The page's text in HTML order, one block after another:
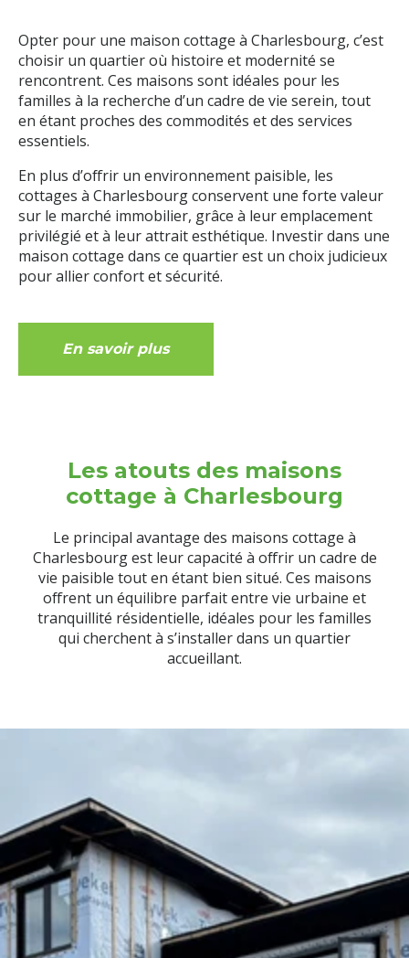
Opter pour une maison cottage à Charlesbourg, c’est
choisir un quartier où histoire et modernité se
rencontrent. Ces maisons sont idéales pour les
familles à la recherche d’un cadre de vie serein, tout
en étant proches des commodités et des services
essentiels.
En plus d’offrir un environnement paisible, les
cottages à Charlesbourg conservent une forte valeur
sur le marché immobilier, grâce à leur emplacement
privilégié et à leur attrait esthétique. Investir dans une
maison cottage dans ce quartier est un choix judicieux
pour allier confort et sécurité.
En savoir plus
Les atouts des maisons
cottage à Charlesbourg
Le principal avantage des maisons cottage à
Charlesbourg est leur capacité à offrir un cadre de
vie paisible tout en étant bien situé. Ces maisons
offrent un équilibre parfait entre vie urbaine et
tranquillité résidentielle, idéales pour les familles
qui cherchent à s’installer dans un quartier
accueillant.